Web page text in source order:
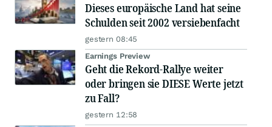
Dieses europäische Land hat seine
Schulden seit 2002 versiebenfacht
gestern 08:45
Earnings Preview
Geht die Rekord-Rallye weiter
oder bringen sie DIESE Werte jetzt
zu Fall?
gestern 12:58